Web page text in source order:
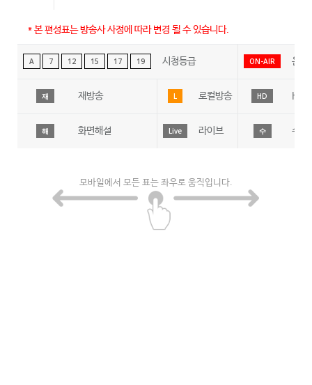
* 본 편성표는 방송사 사정에 따라 변경 될 수 있습니다.
A 7 12 15 17 19 시청등급 ON-AIR 온에
재 재방송 L 로컬방송 HD HD
해 화면해설 Live 라이브 수 수어
모바일에서 모든 표는 좌우로 움직입니다.